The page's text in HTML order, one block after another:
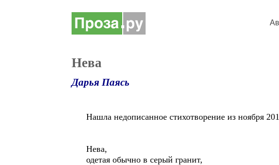
Нева
Дарья Паясь
Нашла недописанное стихотворение из ноября
Нева,
одетая обычно в серый гранит,